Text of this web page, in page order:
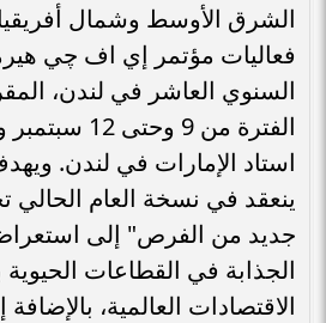
الشرق الأوسط وشمال
فعاليات مؤتمر إي اف چي
السنوي العاشر في لندن،
الفترة من 9
استاد الإمارات في لندن.
ينعقد في نسخة العام
جديد من الفرص" إلى
الجذابة في القطاعات
الاقتصادات العالمية،